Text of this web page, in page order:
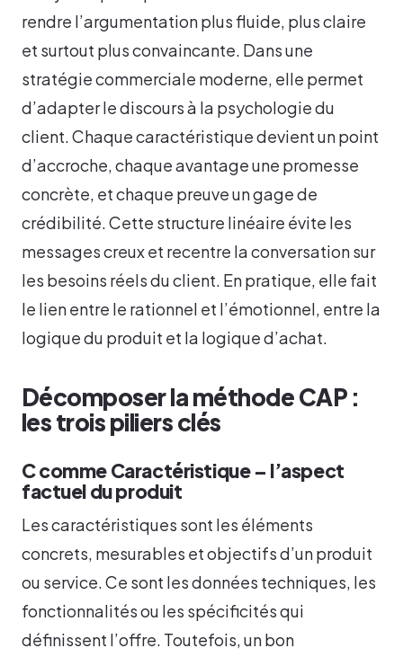
rendre l’argumentation plus fluide, plus claire
et surtout plus convaincante. Dans une
stratégie commerciale moderne, elle permet
d’adapter le discours à la psychologie du
client. Chaque caractéristique devient un point
d’accroche, chaque avantage une promesse
concrète, et chaque preuve un gage de
crédibilité. Cette structure linéaire évite les
messages creux et recentre la conversation sur
les besoins réels du client. En pratique, elle fait
le lien entre le rationnel et l’émotionnel, entre la
logique du produit et la logique d’achat.
Décomposer la méthode CAP :
les trois piliers clés
C comme Caractéristique – l’aspect
factuel du produit
Les caractéristiques sont les éléments
concrets, mesurables et objectifs d’un produit
ou service. Ce sont les données techniques, les
fonctionnalités ou les spécificités qui
définissent l’offre. Toutefois, un bon